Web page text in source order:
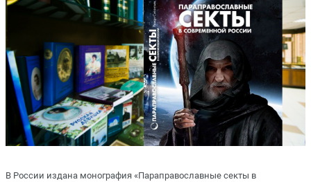
В России издана монография «Параправославные секты в